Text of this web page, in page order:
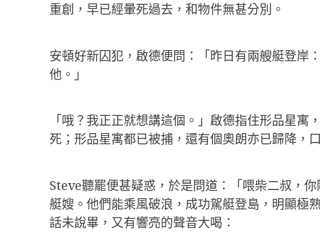
重創，早已經暈死過去，和物件無甚分別。
安頓好新囚犯，啟德便問：「昨日有兩艘艇登岸
他。」
「哦？我正正就想講這個。」啟德指住形品星
死；形品星寓都已被捕，還有個奧朗亦已歸降，
Steve聽罷便甚疑惑，於是問道：「喂柴二叔，
艇嫂。他們能乘風破浪，成功駕艇登島，明顯極
話未說畢，又有響亮的聲音大喝：